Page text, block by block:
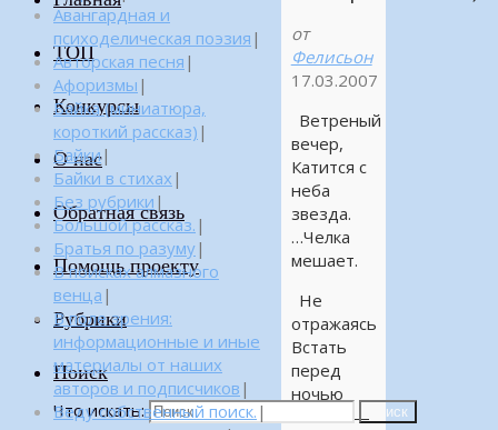
ТОП
Конкурсы
О нас
Обратная связь
Помощь проекту
Рубрики
Поиск
Что искать: Поиск
от
Фелисьон
17.03.2007
Ветреный
вечер,
Катится с
неба
звезда.
…Челка
мешает.
Не
отражаясь
Встать
перед
ночью
нельзя —
Авангардная и
психоделическая поэзия |
Авторская песня |
Афоризмы |
Байка (миниатюра,
короткий рассказ) |
Байки|
Байки в стихах |
Без рубрики |
Большой рассказ. |
Братья по разуму|
В поисках алмазного
венца |
В поле зрения:
информационные и иные
материалы от наших
авторов и подписчиков |
Веду собственный поиск. |